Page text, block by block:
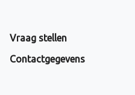
Vraag stellen
Contactgegevens